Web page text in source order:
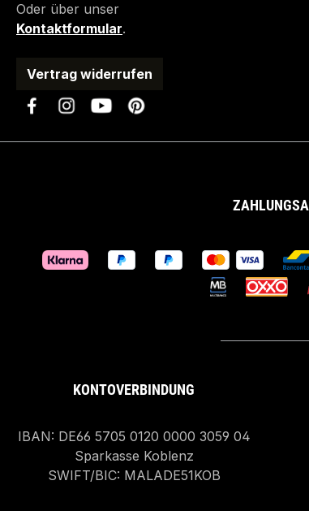
Oder über unser
Kontaktformular.
Vertrag widerrufen
KONTOVERBINDUNG
IBAN: DE66 5705 0120 0000 3059 04
Sparkasse Koblenz
SWIFT/BIC: MALADE51KOB